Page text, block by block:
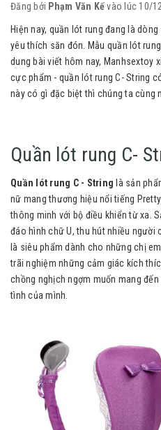
Đăng bởi Phạm Văn Kếvào lúc 10/
Hiện nay, quần lót rung đang là
yêu thích săn đón. Mẫu quần lót
dung bài viết hôm nay, Manhsextoy
cực phẩm - quần lót rung C- String
này có gì đặc biệt thì chúng ta cùng
Quần lót rung C-
Quần lót rung C - String là sản
nữ mang thương hiệu nổi tiếng
thông minh với bộ điều khiển từ xa.
đáo hình chữ U, thu hút nhiều người
là siêu phẩm dành cho những chị
trãi nghiệm những cảm giác kích
chồng nghịch ngợm muốn mang
tình của mình.